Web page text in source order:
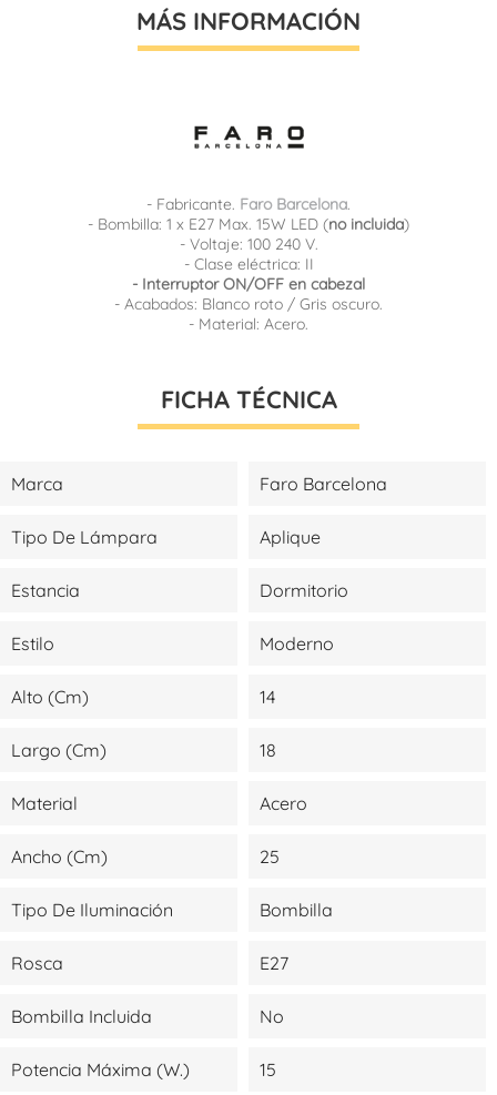
MÁS INFORMACIÓN
- Fabricante. Faro Barcelona.
- Bombilla: 1 x E27 Max. 15W LED (no incluida)
- Voltaje: 100 240 V.
- Clase eléctrica: II
- Interruptor ON/OFF en cabezal
- Acabados: Blanco roto / Gris oscuro.
- Material: Acero.
FICHA TÉCNICA
Marca Faro Barcelona
Tipo De Lámpara Aplique
Estancia Dormitorio
Estilo Moderno
Alto (cm) 14
Largo (cm) 18
Material Acero
Ancho (cm) 25
Tipo De Iluminación Bombilla
Rosca E27
Bombilla Incluida No
Potencia Máxima (W.) 15